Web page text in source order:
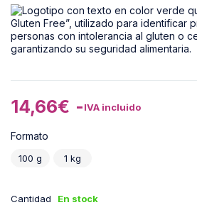
14,66€ -IVA incluido
Formato
100 g 1 kg
Cantidad En stock